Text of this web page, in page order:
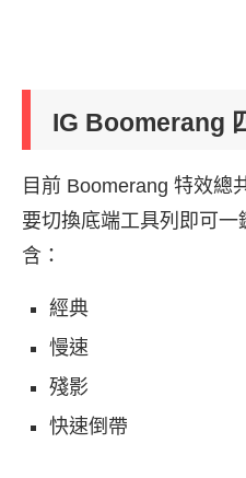
IG Boomerang
目前 Boomerang 特效總
要切換底端工具列即可
含：
經典
慢速
殘影
快速倒帶